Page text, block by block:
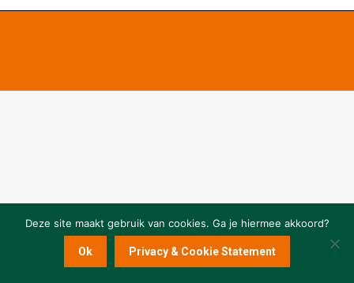
Deze site maakt gebruik van cookies. Ga je hiermee akkoord?
Ok Privacy & Cookie Statement